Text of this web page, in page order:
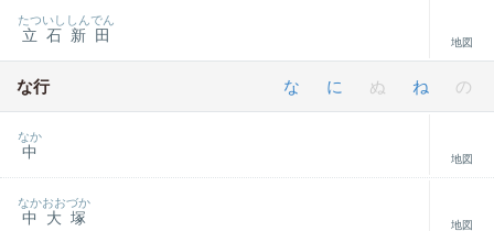
立石新田
たついししんでん
地図
な行 な に ぬ ね の
中
なか
地図
中大塚
なかおおづか
地図